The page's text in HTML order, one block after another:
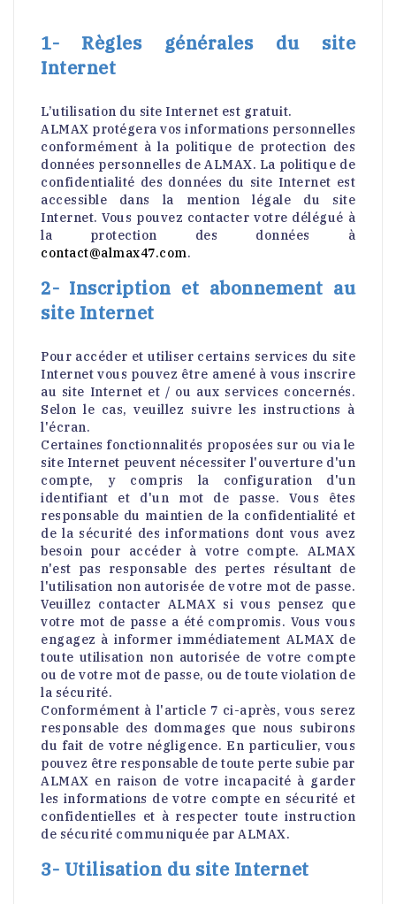
1- Règles générales du site
Internet
L’utilisation du site Internet est gratuit.
ALMAX protégera vos informations personnelles
conformément à la politique de protection des
données personnelles de ALMAX. La politique de
confidentialité des données du site Internet est
accessible dans la mention légale du site
Internet. Vous pouvez contacter votre délégué à
la protection des données à
contact@almax47.com.
2- Inscription et abonnement au
site Internet
Pour accéder et utiliser certains services du site
Internet vous pouvez être amené à vous inscrire
au site Internet et / ou aux services concernés.
Selon le cas, veuillez suivre les instructions à
l'écran.
Certaines fonctionnalités proposées sur ou via le
site Internet peuvent nécessiter l'ouverture d'un
compte, y compris la configuration d'un
identifiant et d'un mot de passe. Vous êtes
responsable du maintien de la confidentialité et
de la sécurité des informations dont vous avez
besoin pour accéder à votre compte. ALMAX
n'est pas responsable des pertes résultant de
l'utilisation non autorisée de votre mot de passe.
Veuillez contacter ALMAX si vous pensez que
votre mot de passe a été compromis. Vous vous
engagez à informer immédiatement ALMAX de
toute utilisation non autorisée de votre compte
ou de votre mot de passe, ou de toute violation de
la sécurité.
Conformément à l'article 7 ci-après, vous serez
responsable des dommages que nous subirons
du fait de votre négligence. En particulier, vous
pouvez être responsable de toute perte subie par
ALMAX en raison de votre incapacité à garder
les informations de votre compte en sécurité et
confidentielles et à respecter toute instruction
de sécurité communiquée par ALMAX.
3- Utilisation du site Internet